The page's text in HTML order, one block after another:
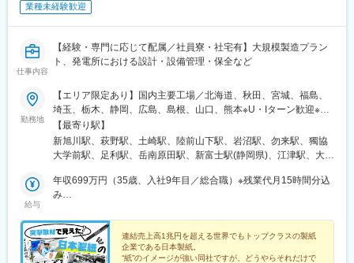
業種未経験歓迎
仕事内容
【経験・専門に応じて配属／社員寮・社宅有】大規模製造プラン
ト、発電所における設計・設備管理・保全など
勤務地
【エリア限定あり】国内主要工場／北海道、秋田、宮城、福島、
埼玉、栃木、静岡、広島、島根、山口、熊本※U・Iターン歓迎※車
通勤可・駐車場有※社員寮・社宅有（ワンルームから3LDKまでご
ざいます。ご相談ください）※工場毎の応募状況により充足となる
場合がございます★「総合職」でのご入社の場合、初任地は石
た定期的なローテーションを行うため、多くのチャレンジができ
ます！ ★「エリア限定総合職」でのご入社の場合、石巻・富士・
を積んでいただきます。紙をつくるという性質上、各工場は水資
源が豊富な立地に拠点を構えています。美味しいお酒やご飯にた
くさん出会えますよ！
【最寄り駅】
新旭川駅、萩野駅、土崎駅、陸前山下駅、岩沼駅、勿来駅、獨協
大学前駅、足利駅、岳南原田駅、新富士駅(静岡県)、江津駅、大竹
給与
年収699万円（35歳、入社9年目／総合職）※残業代月15時間分込
み
み
連結売上高1兆円を超える世界でもトップクラスの製紙
企業である日本製紙。
“紙”のイメージが強い同社ですが、どうやらそれだけで